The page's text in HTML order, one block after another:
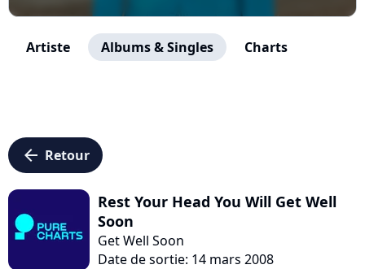
Artiste Albums & Singles Charts
arrow_left Retour
Rest Your Head You Will Get Well
Soon
Get Well Soon
Date de sortie: 14 mars 2008